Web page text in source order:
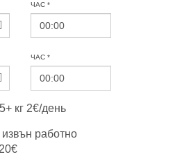
ЧАС *
ЧАС *
кг 2€/день
работно